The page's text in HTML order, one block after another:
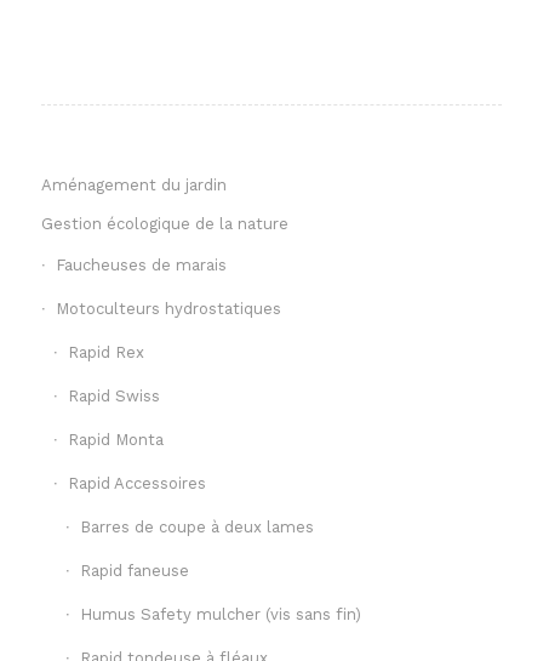
Aménagement du jardin
Gestion écologique de la nature
Faucheuses de marais
Motoculteurs hydrostatiques
Rapid Rex
Rapid Swiss
Rapid Monta
Rapid Accessoires
Barres de coupe à deux lames
Rapid faneuse
Humus Safety mulcher (vis sans fin)